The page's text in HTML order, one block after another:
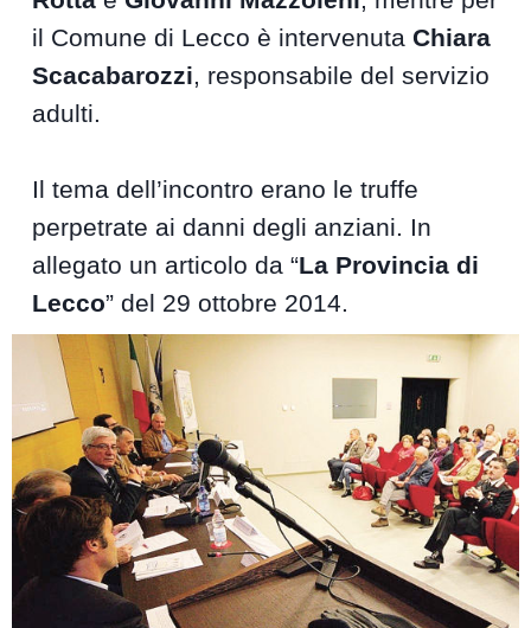
il Comune di Lecco è intervenutaChiara
Scacabarozzi, responsabile del servizio
adulti.
Il tema dell’incontro erano le truffe
perpetrate ai danni degli anziani. In
allegato un articolo da “La Provincia di
Lecco” del 29 ottobre 2014.